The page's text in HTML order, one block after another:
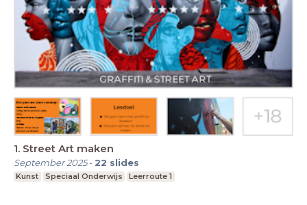
1. Street Art maken
September 2025- 22 slides
Kunst Speciaal Onderwijs Leerroute 1